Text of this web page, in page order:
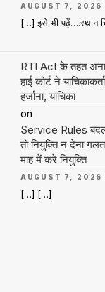
AUGUST 7, 2026
[…] इसे भी पढ़ें….स्थान
RTI Act के तहत
हाई कोर्ट ने
हर्जाना, याचिका
on
Service Rules
तो नियुक्ति न देना
माह में करे नियुक्ति
AUGUST 7, 2026
[…] […]